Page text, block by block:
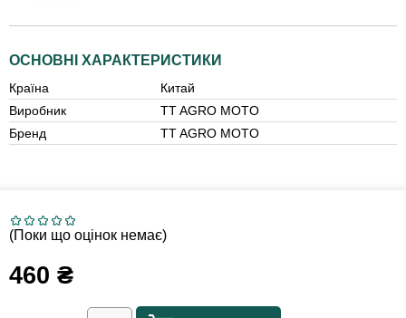
ОСНОВНІ ХАРАКТЕРИСТИКИ
Країна
Китай
Виробник
TT AGRO MOTO
Бренд
TT AGRO MOTO
(Поки що оцінок немає)
460 ₴